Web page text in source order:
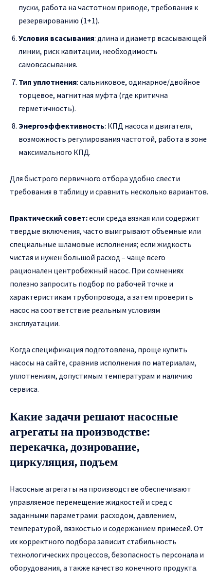
пуски, работа на частотном приводе, требования к
резервированию (1+1).
Условия всасывания: длина и диаметр всасывающей
линии, риск кавитации, необходимость
самовсасывания.
Тип уплотнения: сальниковое, одинарное/двойное
торцевое, магнитная муфта (где критична
герметичность).
Энергоэффективность: КПД насоса и двигателя,
возможность регулирования частотой, работа в зоне
максимального КПД.
Для быстрого первичного отбора удобно свести
требования в таблицу и сравнить несколько вариантов.
Практический совет:если среда вязкая или содержит
твердые включения, часто выигрывают объемные или
специальные шламовые исполнения; если жидкость
чистая и нужен большой расход – чаще всего
рационален центробежный насос. При сомнениях
полезно запросить подбор по рабочей точке и
характеристикам трубопровода, а затем проверить
насос на соответствие реальным условиям
эксплуатации.
Когда спецификация подготовлена, проще купить
насосы на сайте, сравнив исполнения по материалам,
уплотнениям, допустимым температурам и наличию
сервиса.
Какие задачи решают насосные
агрегаты на производстве:
перекачка, дозирование,
циркуляция, подъем
Насосные агрегаты на производстве обеспечивают
управляемое перемещение жидкостей и сред с
заданными параметрами: расходом, давлением,
температурой, вязкостью и содержанием примесей. От
их корректного подбора зависит стабильность
технологических процессов, безопасность персонала и
оборудования, а также качество конечного продукта.